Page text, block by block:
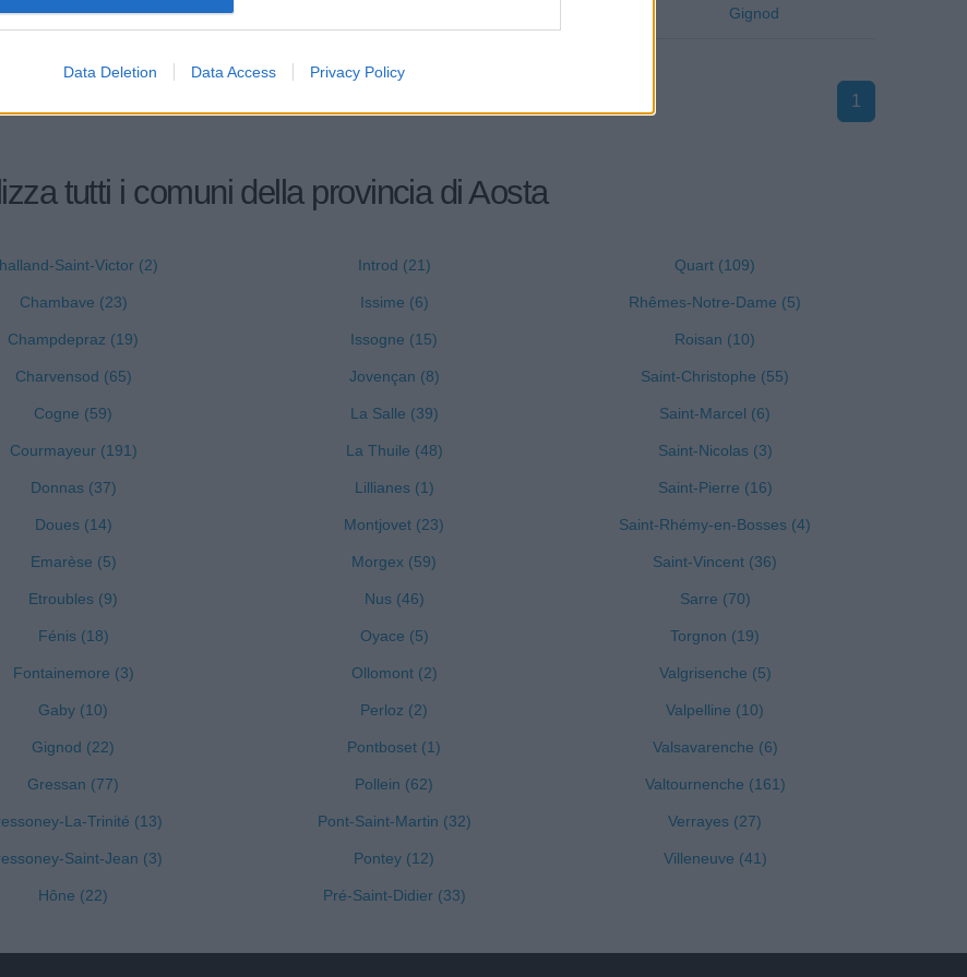
Data Deletion Data Access Privacy Policy
S.R.L. Gignod
1
tutti i comuni della provincia di Aosta
Saint-Victor (2)
Chambave (23)
Champdepraz (19)
Charvensod (65)
Cogne (59)
Courmayeur (191)
Donnas (37)
Doues (14)
Emarèse (5)
Etroubles (9)
Fénis (18)
Fontainemore (3)
Gaby (10)
Gignod (22)
Gressan (77)
La-Trinité (13)
Saint-Jean (3)
Hône (22)
Introd (21)
Issime (6)
Issogne (15)
Jovençan (8)
La Salle (39)
La Thuile (48)
Lillianes (1)
Montjovet (23)
Morgex (59)
Nus (46)
Oyace (5)
Ollomont (2)
Perloz (2)
Pontboset (1)
Pollein (62)
Pont-Saint-Martin (32)
Pontey (12)
Pré-Saint-Didier (33)
Quart (109)
Rhêmes-Notre-Dame (5)
Roisan (10)
Saint-Christophe (55)
Saint-Marcel (6)
Saint-Nicolas (3)
Saint-Pierre (16)
Saint-Rhémy-en-Bosses (4)
Saint-Vincent (36)
Sarre (70)
Torgnon (19)
Valgrisenche (5)
Valpelline (10)
Valsavarenche (6)
Valtournenche (161)
Verrayes (27)
Villeneuve (41)